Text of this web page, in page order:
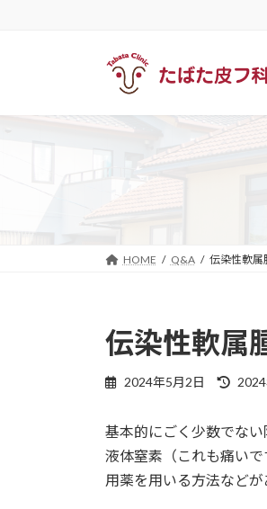
へ
ョ
HOME Q&A 伝染性軟属
伝染性軟属
2024年5月2日
最
新
日
:
基本的にごく少数でな
液体窒素（これも痛い
用薬を用いる方法などが